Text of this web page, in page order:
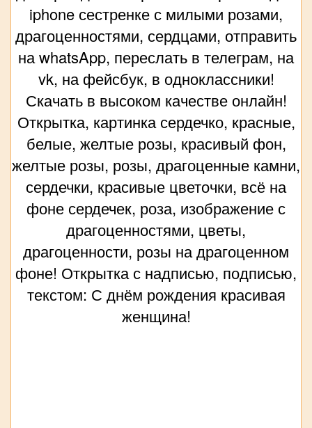
iphone сестренке с милыми розами,
драгоценностями, сердцами, отправить
на whatsApp, переслать в телеграм, на
vk, на фейсбук, в одноклассники!
Скачать в высоком качестве онлайн!
Открытка, картинка сердечко, красные,
белые, желтые розы, красивый фон,
желтые розы, розы, драгоценные камни,
сердечки, красивые цветочки, всё на
фоне сердечек, роза, изображение с
драгоценностями, цветы,
драгоценности, розы на драгоценном
фоне! Открытка с надписью, подписью,
текстом: С днём рождения красивая
женщина!